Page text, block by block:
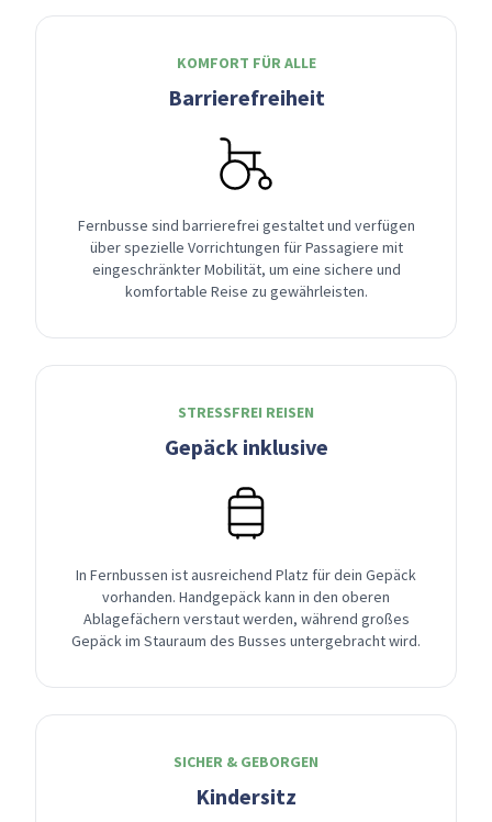
KOMFORT FÜR ALLE
Barrierefreiheit
Fernbusse sind barrierefrei gestaltet und verfügen
über spezielle Vorrichtungen für Passagiere mit
eingeschränkter Mobilität, um eine sichere und
komfortable Reise zu gewährleisten.
STRESSFREI REISEN
Gepäck inklusive
In Fernbussen ist ausreichend Platz für dein Gepäck
vorhanden. Handgepäck kann in den oberen
Ablagefächern verstaut werden, während großes
Gepäck im Stauraum des Busses untergebracht wird.
SICHER & GEBORGEN
Kindersitz